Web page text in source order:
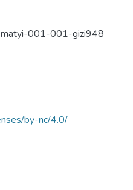
001-001-gizi948
by-nc/4.0/